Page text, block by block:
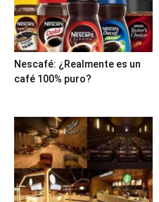
Nescafé: ¿Realmente es un
café 100% puro?